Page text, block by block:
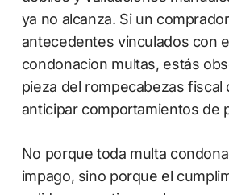
ya no alcanza. Si un
antecedentes vinculados con
condonacion multas, estás
pieza del rompecabezas fiscal
anticipar comportamientos de
No porque toda multa
impago, sino porque el